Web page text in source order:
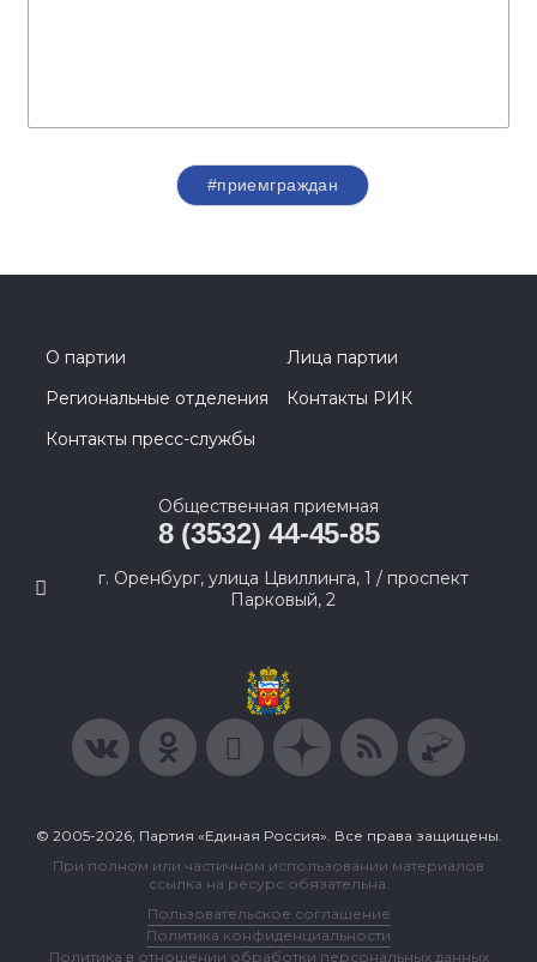
#приемграждан
О партии
Лица партии
Региональные отделения
Контакты РИК
Контакты пресс-службы
Общественная приемная
8 (3532) 44-45-85
г. Оренбург, улица Цвиллинга, 1 / проспект
Парковый, 2
© 2005-2026, Партия «Единая Россия». Все права защищены.
При полном или частичном использовании материалов
ссылка на ресурс обязательна.
Пользовательское соглашение
Политика конфиденциальности
Политика в отношении обработки персональных данных